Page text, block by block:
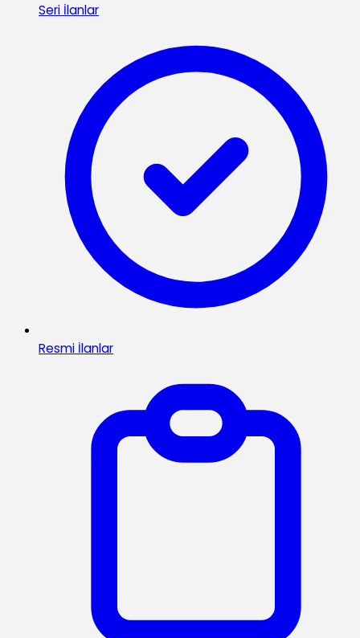
Seri İlanlar
Resmi İlanlar